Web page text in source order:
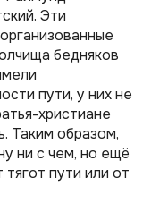
Эти
бедняков
пути, у них не
христиане
Таким образом,
ни с чем, но ещё
пути или от